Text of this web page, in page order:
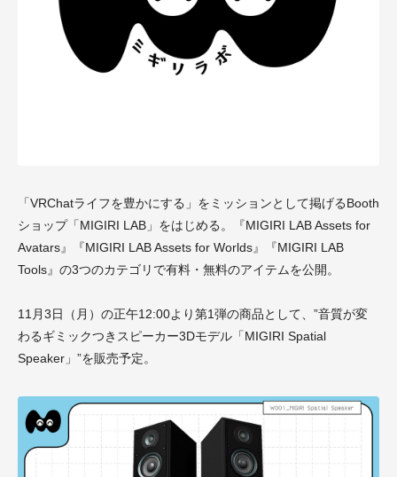
「VRChatライフを豊かにする」をミッションとして掲げるBooth
ショップ「MIGIRI LAB」をはじめる。『MIGIRI LAB Assets for
Avatars』『MIGIRI LAB Assets for Worlds』『MIGIRI LAB
Tools』の3つのカテゴリで有料・無料のアイテムを公開。
11月3日（月）の正午12:00より第1弾の商品として、”音質が変
わるギミックつきスピーカー3Dモデル「MIGIRI Spatial
Speaker」”を販売予定。